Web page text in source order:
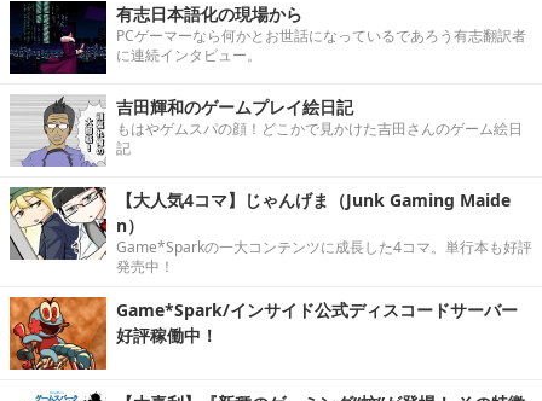
有志日本語化の現場から
PCゲーマーなら何かとお世話になっているであろう有志翻訳者
に連続インタビュー。
吉田輝和のゲームプレイ絵日記
もはやゲムスパの顔！どこかで見かけた吉田さんのゲーム絵日
記
【大人気4コマ】じゃんげま（Junk Gaming Maide
n）
Game*Sparkの一大コンテンツに成長した4コマ。単行本も好評
発売中！
Game*Spark/インサイド公式ディスコードサーバー
好評稼働中！